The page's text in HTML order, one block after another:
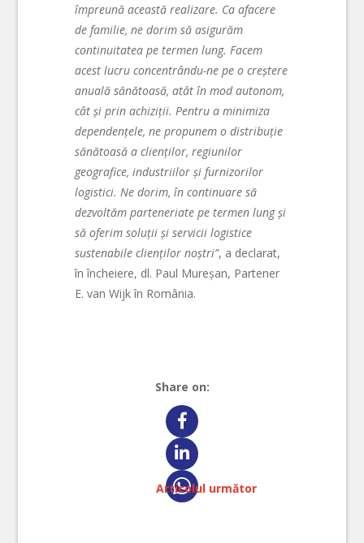
împreună această realizare. Ca afacere
de familie, ne dorim să asigurăm
continuitatea pe termen lung. Facem
acest lucru concentrându-ne pe o creștere
anuală sănătoasă, atât în ​​mod autonom,
cât și prin achiziții. Pentru a minimiza
dependențele, ne propunem o distribuție
sănătoasă a clienților, regiunilor
geografice, industriilor și furnizorilor
logistici. Ne dorim, în continuare să
dezvoltăm parteneriate pe termen lung și
să oferim soluții și servicii logistice
sustenabile clienților noștri”, a declarat,
în încheiere, dl. Paul Mureșan, Partener
E. van Wijk în România.
Share on:
Articolul următor